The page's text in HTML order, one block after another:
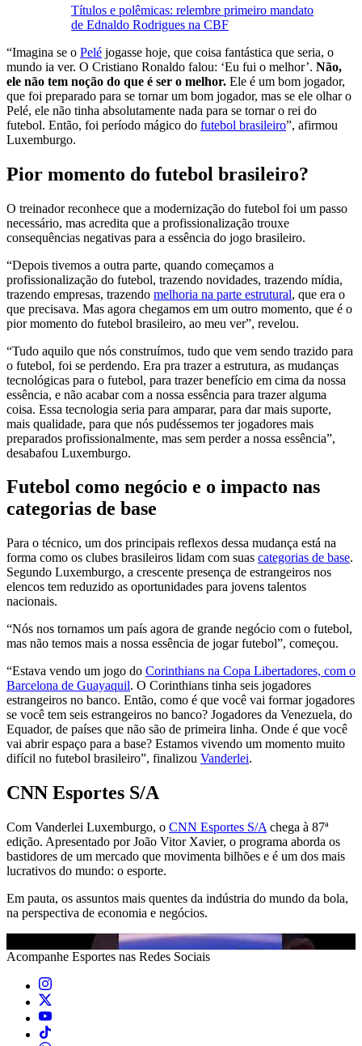
Títulos e polêmicas: relembre primeiro mandato
de Ednaldo Rodrigues na CBF
“Imagina se o Pelé jogasse hoje, que coisa fantástica que seria, o
mundo ia ver. O Cristiano Ronaldo falou: ‘Eu fui o melhor’. Não,
ele não tem noção do que é ser o melhor. Ele é um bom jogador,
que foi preparado para se tornar um bom jogador, mas se ele olhar o
Pelé, ele não tinha absolutamente nada para se tornar o rei do
futebol. Então, foi período mágico do futebol brasileiro”, afirmou
Luxemburgo.
Pior momento do futebol brasileiro?
O treinador reconhece que a modernização do futebol foi um passo
necessário, mas acredita que a profissionalização trouxe
consequências negativas para a essência do jogo brasileiro.
“Depois tivemos a outra parte, quando começamos a
profissionalização do futebol, trazendo novidades, trazendo mídia,
trazendo empresas, trazendo melhoria na parte estrutural, que era o
que precisava. Mas agora chegamos em um outro momento, que é o
pior momento do futebol brasileiro, ao meu ver”, revelou.
“Tudo aquilo que nós construímos, tudo que vem sendo trazido para
o futebol, foi se perdendo. Era pra trazer a estrutura, as mudanças
tecnológicas para o futebol, para trazer benefício em cima da nossa
essência, e não acabar com a nossa essência para trazer alguma
coisa. Essa tecnologia seria para amparar, para dar mais suporte,
mais qualidade, para que nós pudéssemos ter jogadores mais
preparados profissionalmente, mas sem perder a nossa essência”,
desabafou Luxemburgo.
Futebol como negócio e o impacto nas
categorias de base
Para o técnico, um dos principais reflexos dessa mudança está na
forma como os clubes brasileiros lidam com suas categorias de base.
Segundo Luxemburgo, a crescente presença de estrangeiros nos
elencos tem reduzido as oportunidades para jovens talentos
nacionais.
“Nós nos tornamos um país agora de grande negócio com o futebol,
mas não temos mais a nossa essência de jogar futebol”, começou.
“Estava vendo um jogo do Corinthians na Copa Libertadores, com o
Barcelona de Guayaquil. O Corinthians tinha seis jogadores
estrangeiros no banco. Então, como é que você vai formar jogadores
se você tem seis estrangeiros no banco? Jogadores da Venezuela, do
Equador, de países que não são de primeira linha. Onde é que você
vai abrir espaço para a base? Estamos vivendo um momento muito
difícil no futebol brasileiro”, finalizou Vanderlei.
CNN Esportes S/A
Com Vanderlei Luxemburgo, o CNN Esportes S/A chega à 87ª
edição. Apresentado por João Vitor Xavier, o programa aborda os
bastidores de um mercado que movimenta bilhões e é um dos mais
lucrativos do mundo: o esporte.
Em pauta, os assuntos mais quentes da indústria do mundo da bola,
na perspectiva de economia e negócios.
Acompanhe Esportes nas Redes Sociais